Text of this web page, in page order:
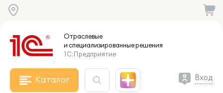
Отраслевые
и специализированныерешения
1С:Предприятие
Каталог Вход